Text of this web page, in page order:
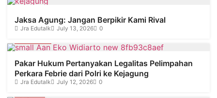
Jaksa Agung: Jangan Berpikir Kami Rival
Jra Edutalk July 13, 2026
0
Pakar Hukum Pertanyakan Legalitas Pelimpahan
Perkara Febrie dari Polri ke Kejagung
Jra Edutalk July 12, 2026
0